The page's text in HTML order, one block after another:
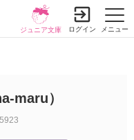
メニュー
ジュニア文庫 ログイン
maru）